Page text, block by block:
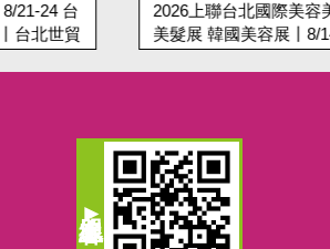
2026上聯台北國際美容美甲
美髮展 韓國美容展丨8/14-18